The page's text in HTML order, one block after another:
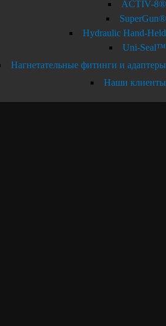
ACTIV-8®
SuperGun®
Hydraulic Hand-Held
Uni-Seal™
Нагнетательные фитинги и адаптеры
Наши клиенты